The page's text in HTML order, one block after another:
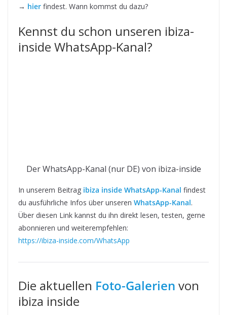
→ hier findest. Wann kommst du dazu?
Kennst du schon unseren ibiza-
inside WhatsApp-Kanal?
Der WhatsApp-Kanal (nur DE) von ibiza-inside
In unserem Beitrag ibiza inside WhatsApp-Kanal findest
du ausführliche Infos über unseren WhatsApp-Kanal.
Über diesen Link kannst du ihn direkt lesen, testen, gerne
abonnieren und weiterempfehlen:
https://ibiza-inside.com/WhatsApp
Die aktuellen Foto-Galerien von
ibiza inside